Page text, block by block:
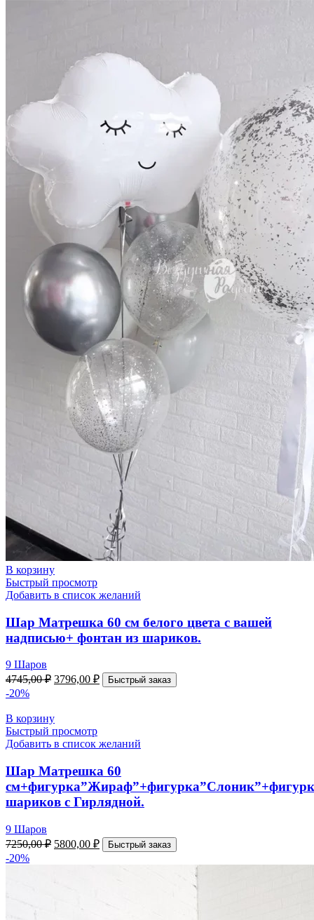
В корзину
Быстрый просмотр
Добавить в список желаний
Шар Матрешка 60 см белого цвета с вашей
надписью+ фонтан из шариков.
9 Шаров
4745,00₽ 3796,00 ₽ Быстрый заказ
-20%
В корзину
Быстрый просмотр
Добавить в список желаний
Шар Матрешка 60
шариков с Гирлядной.
9 Шаров
7250,00₽ 5800,00 ₽ Быстрый заказ
-20%